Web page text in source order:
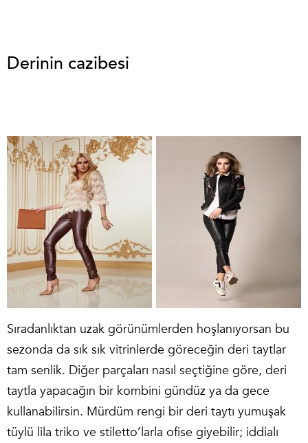
Derinin cazibesi
Sıradanlıktan uzak görünümlerden hoşlanıyorsan bu
sezonda da sık sık vitrinlerde göreceğin deri taytlar
tam senlik. Diğer parçaları nasıl seçtiğine göre, deri
taytla yapacağın bir kombini gündüz ya da gece
kullanabilirsin. Mürdüm rengi bir deri taytı yumuşak
tüylü lila triko ve stiletto’larla ofise giyebilir; iddialı